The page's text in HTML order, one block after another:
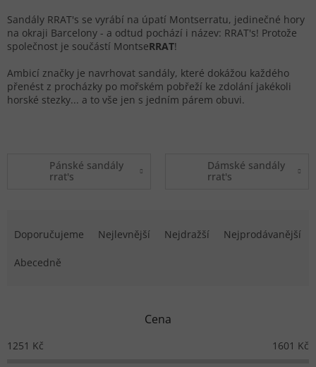
Sandály RRAT's se vyrábí na úpatí Montserratu, jedinečné hory
na okraji Barcelony - a odtud pochází i název: RRAT's! Protože
společnost je součástí MontseRRAT!
Ambicí značky je navrhovat sandály, které dokážou každého
přenést z procházky po mořském pobřeží ke zdolání jakékoli
horské stezky... a to vše jen s jedním párem obuvi.
Pánské sandály
rrat's
Dámské sandály
rrat's
Doporučujeme Nejlevnější Nejdražší Nejprodávanější
Abecedně
Cena
1251 Kč 1601 Kč